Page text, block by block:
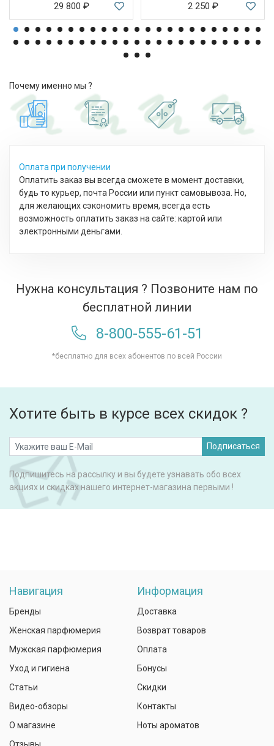
29 800 ₽ 2 250 ₽
Почему именно мы ?
Оплата при получении
Оплатить заказ вы всегда сможете в момент доставки,
будь то курьер, почта России или пункт самовывоза. Но,
для желающих сэкономить время, всегда есть
возможность оплатить заказ на сайте: картой или
электронными деньгами.
Нужна консультация ? Позвоните нам по
бесплатной линии
8-800-555-61-51
*бесплатно для всех абонентов по всей России
Хотите быть в курсе всех скидок ?
Подписаться
Подпишитесь на рассылку и вы будете узнавать обо всех
акциях и скидках нашего интернет-магазина первыми !
Навигация
Бренды
Женская парфюмерия
Мужская парфюмерия
Уход и гигиена
Статьи
Видео-обзоры
О магазине
Информация
Доставка
Возврат товаров
Оплата
Бонусы
Скидки
Контакты
Ноты ароматов